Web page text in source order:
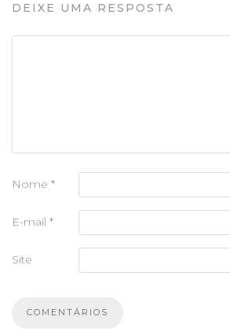
DEIXE UMA RESPOSTA
Nome *
E-mail *
Site